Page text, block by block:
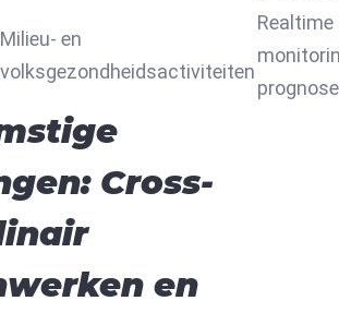
Milieu- en
volksgezondheidsactiviteiten
Realtime
Cross-
en